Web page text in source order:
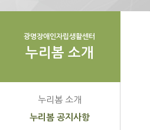
광명장애인자립생활센터
누리봄 소개
누리봄 소개
누리봄 공지사항